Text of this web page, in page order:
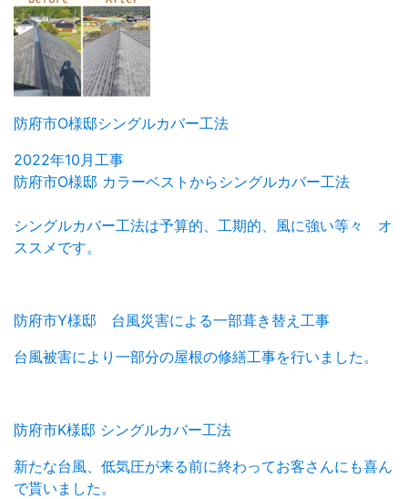
防府市O様邸シングルカバー工法
2022年10月工事
防府市O様邸 カラーベストからシングルカバー工法
シングルカバー工法は予算的、工期的、風に強い等々 オ
ススメです。
防府市Y様邸 台風災害による一部葺き替え工事
台風被害により一部分の屋根の修繕工事を行いました。
防府市K様邸 シングルカバー工法
新たな台風、低気圧が来る前に終わってお客さんにも喜ん
で貰いました。